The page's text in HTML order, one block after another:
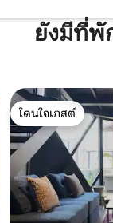
ยังมีที่พั
โดนใจเกสต์
โดนใจเกสต์